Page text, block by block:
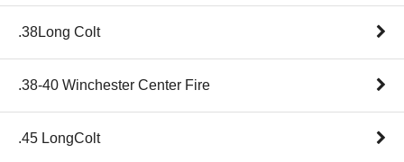
.38Long Colt
.38-40 Winchester Center Fire
.45 LongColt